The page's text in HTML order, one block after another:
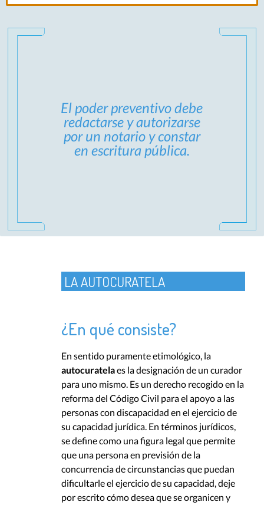
El poder preventivo debe
redactarse y autorizarse
por un notario y constar
en escritura pública.
LA AUTOCURATELA
¿En qué consiste?
En sentido puramente etimológico, la
autocuratelaes la designación de un curador
para uno mismo. Es un derecho recogido en la
reforma del Código Civil para el apoyo a las
personas con discapacidad en el ejercicio de
su capacidad jurídica. En términos jurídicos,
se define como una figura legal que permite
que una persona en previsión de la
concurrencia de circunstancias que puedan
dificultarle el ejercicio de su capacidad, deje
por escrito cómo desea que se organicen y